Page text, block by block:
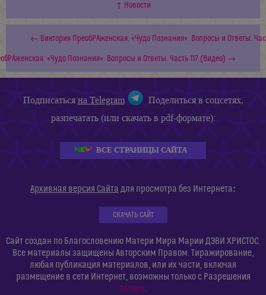
↑ Новости
← Виктория ПреобРАженская. «Чудо Познания». Вопросы и Ответы.
«Чудо Познания». Вопросы и Ответы. Часть 117 (Видео) →
Подписатьсяна Telegram
Поделиться в соцсетях,
разпечатать (или скачать в pdf-формате):
ВСЕ СТРАНИЦЫ САЙТА
Архивная версия Сайта для просмотра без Интернета:
СКАЧАТЬ САЙТ
Сайт создан по Благословению Матери Мира Марии ДЭВИ ХРИСТОС.
Все материалы защищены Авторским Правом. Тиражирование,
любая публикация материалов, или их части, включая
размещение в сети Интернет, возможны только с Разрешения
Автора.